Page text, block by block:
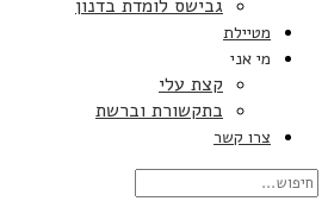
גבישס לומדת בדנון
מטיילת
מי אני
קצת עלי
בתקשורת וברשת
צרו קשר